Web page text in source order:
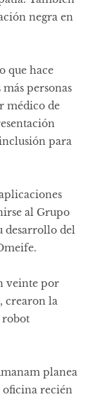
negra en
que hace
personas
médico de
para
al Grupo
desarrollo del
veinte por
crearon la
robot
planea
oficina recién